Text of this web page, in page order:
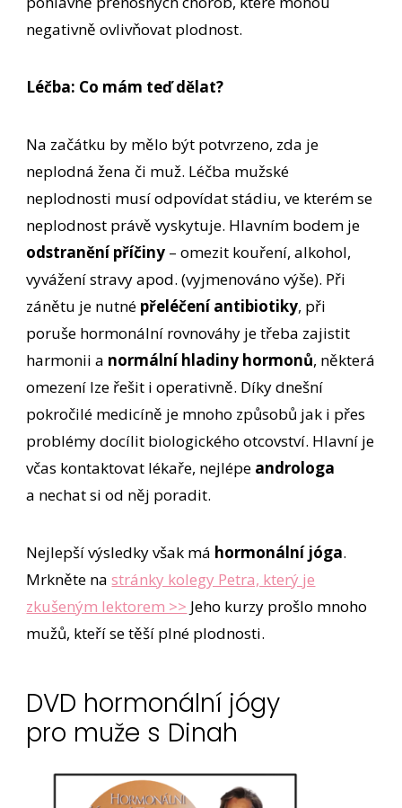
negativně ovlivňovat plodnost.
Léčba: Co mám teď dělat?
Na začátku by mělo být potvrzeno, zda je
neplodná žena či muž. Léčba mužské
neplodnosti musí odpovídat stádiu, ve kterém se
neplodnost právě vyskytuje. Hlavním bodem je
odstranění příčiny – omezit kouření, alkohol,
vyvážení stravy apod. (vyjmenováno výše). Při
zánětu je nutné přeléčení antibiotiky, při
poruše hormonální rovnováhy je třeba zajistit
harmonii a normální hladiny hormonů, některá
omezení lze řešit i operativně. Díky dnešní
pokročilé medicíně je mnoho způsobů jak i přes
problémy docílit biologického otcovství. Hlavní je
včas kontaktovat lékaře, nejlépe androloga
a nechat si od něj poradit.
Nejlepší výsledky však má hormonální jóga.
Mrkněte nastránky kolegy Petra, který je
zkušeným lektorem >> Jeho kurzy prošlo mnoho
mužů, kteří se těší plné plodnosti.
DVD hormonální jógy
pro muže s Dinah